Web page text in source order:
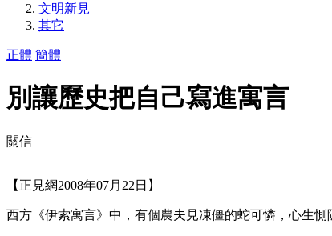
文明新見
其它
正體 簡體
別讓歷史把自己寫進寓言
關信
【正見網2008年07月22日】
西方《伊索寓言》中，有個農夫見凍僵的蛇可憐，心生